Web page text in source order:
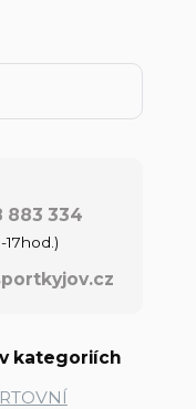
883 334
17hod.)
kategoriích